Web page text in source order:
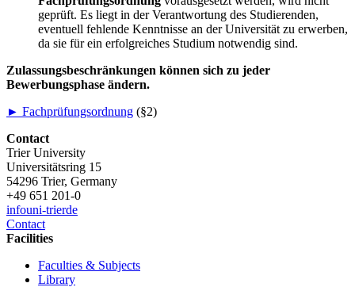
geprüft. Es liegt in der Verantwortung des Studierenden,
eventuell fehlende Kenntnisse an der Universität zu erwerben,
da sie für ein erfolgreiches Studium notwendig sind.
Zulassungsbeschränkungen können sich zu jeder
Bewerbungsphase ändern.
► Fachprüfungsordnung (§2)
Contact
Trier University
Universitätsring 15
54296 Trier, Germany
+49 651 201-0
infouni-trierde
Contact
Facilities
Faculties & Subjects
Library